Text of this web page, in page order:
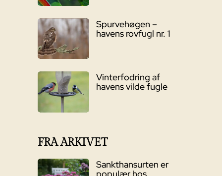
Spurvehøgen –
havens rovfugl nr. 1
Vinterfodring af
havens vilde fugle
FRA ARKIVET
Sankthansurten er